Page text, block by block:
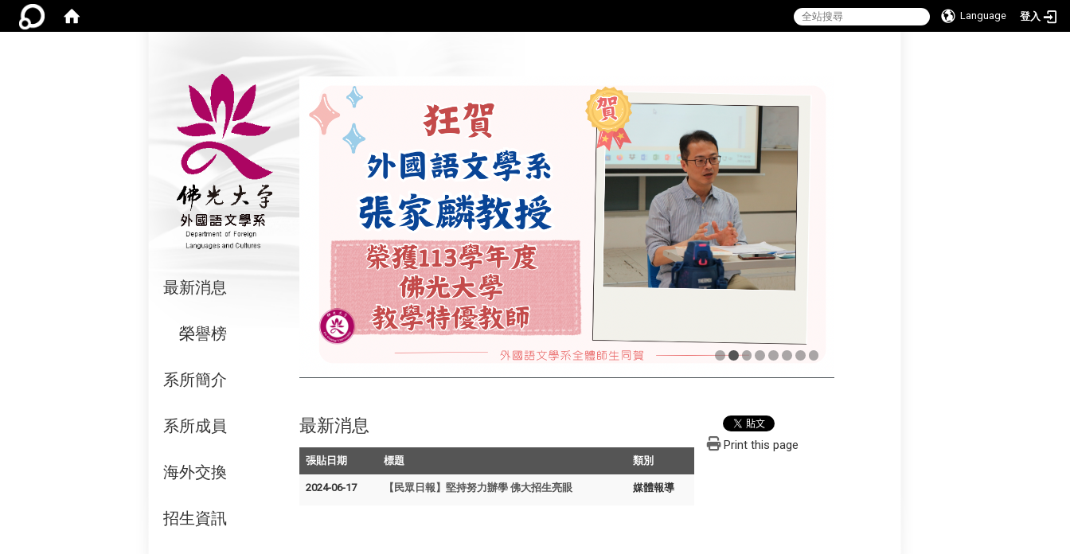
Language 登入
最新消息
榮譽榜
系所簡介
系所成員
海外交換
招生資訊
最新消息
張貼日期 標題 類別
2024-06-17 【民眾日報】堅持努力辦學 佛大招生亮眼 媒體報導
Print this page